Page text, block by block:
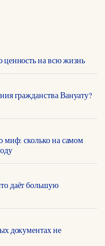
ценность на всю жизнь
гражданства Вануату?
миф: сколько на самом
даёт большую
документах не